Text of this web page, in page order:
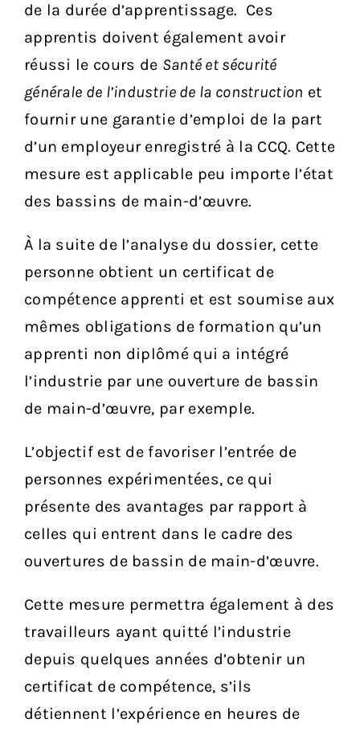
de la durée d’apprentissage. Ces
apprentis doivent également avoir
réussi le cours de Santé et sécurité
générale de l’industrie de la construction et
fournir une garantie d’emploi de la part
d’un employeur enregistré à la CCQ. Cette
mesure est applicable peu importe l’état
des bassins de main-d’œuvre.
À la suite de l’analyse du dossier, cette
personne obtient un certificat de
compétence apprenti et est soumise aux
mêmes obligations de formation qu’un
apprenti non diplômé qui a intégré
l’industrie par une ouverture de bassin
de main-d’œuvre, par exemple.
L’objectif est de favoriser l’entrée de
personnes expérimentées, ce qui
présente des avantages par rapport à
celles qui entrent dans le cadre des
ouvertures de bassin de main-d’œuvre.
Cette mesure permettra également à des
travailleurs ayant quitté l’industrie
depuis quelques années d’obtenir un
certificat de compétence, s’ils
détiennent l’expérience en heures de